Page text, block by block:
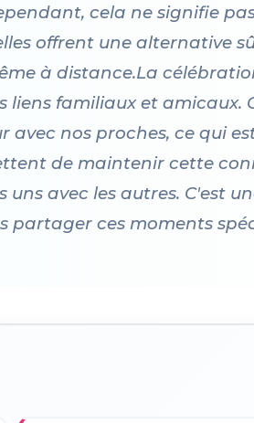
cela ne signifie
offrent une alternative
à distance.La
familiaux et amicaux.
nos proches, ce qui
de maintenir cette
avec les autres. C'est
partager ces moments